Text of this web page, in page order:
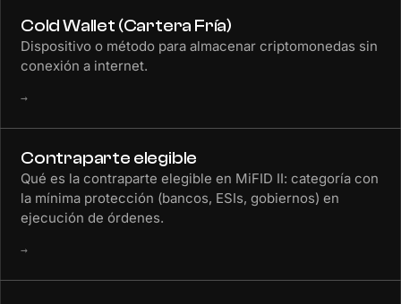
Cold Wallet (Cartera Fría)
Dispositivo o método para almacenar criptomonedas sin
conexión a internet.
→
Contraparte elegible
Qué es la contraparte elegible en MiFID II: categoría con
la mínima protección (bancos, ESIs, gobiernos) en
ejecución de órdenes.
→